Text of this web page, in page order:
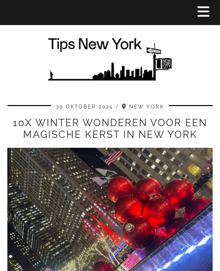
30 OKTOBER 2025 NEW YORK
10X WINTER WONDEREN VOOR EEN
MAGISCHE KERST IN NEW YORK